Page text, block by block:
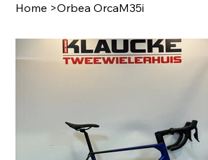
Home >Orbea OrcaM35i